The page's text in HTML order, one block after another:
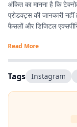
अंकित का मानना है कि
प्रोडक्ट्स की जानकारी नहीं
फैसलों और डिजिटल
Read More
Tags Instagram